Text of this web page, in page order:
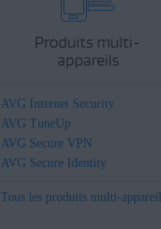
Produits multi-
appareils
AVG Internet Security
AVG TuneUp
AVG Secure VPN
AVG Secure Identity
Tous les produits multi-